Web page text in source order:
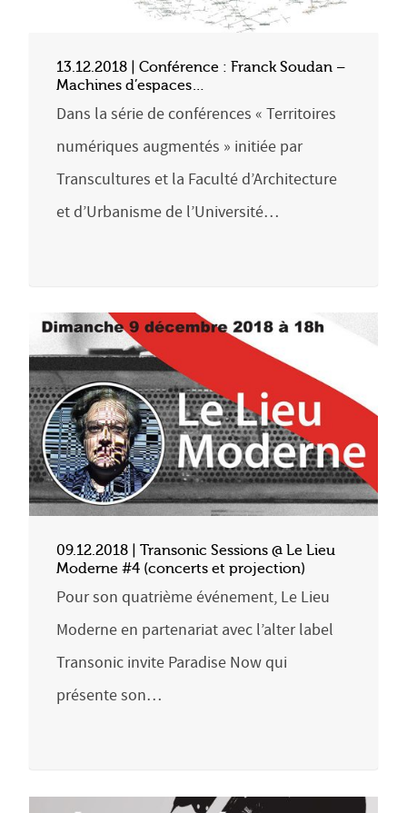
13.12.2018 | Conférence : Franck Soudan –
Machines d’espaces…
Dans la série de conférences « Territoires
numériques augmentés » initiée par
Transcultures et la Faculté d’Architecture
et d’Urbanisme de l’Université…
09.12.2018 | Transonic Sessions @ Le Lieu
Moderne #4 (concerts et projection)
Pour son quatrième événement, Le Lieu
Moderne en partenariat avec l’alter label
Transonic invite Paradise Now qui
présente son…